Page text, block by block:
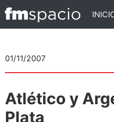
01/11/2007
Atlético y
Plata